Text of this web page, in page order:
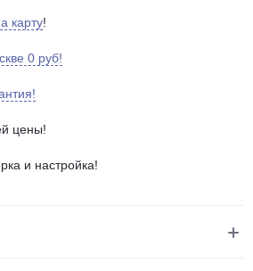
карту!
0 руб!
цены!
и настройка!